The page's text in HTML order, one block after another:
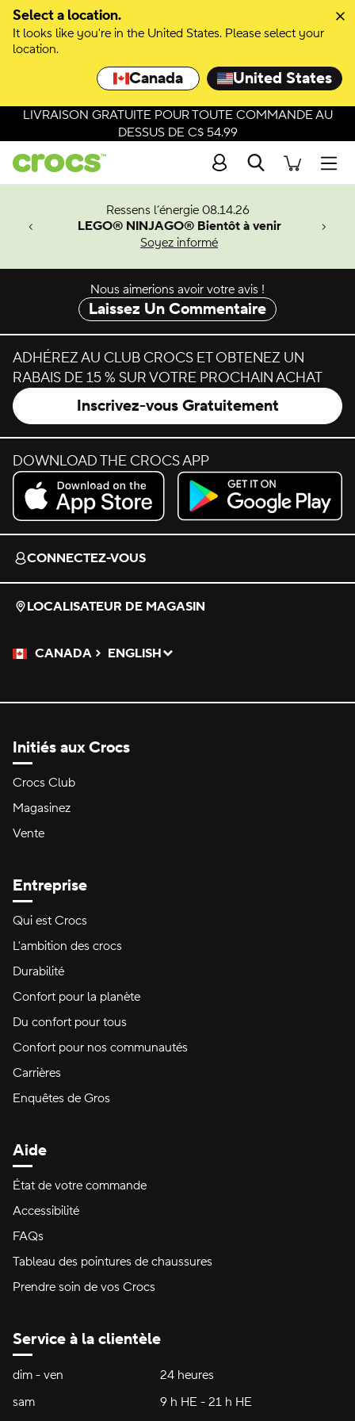
Select a location.
It looks like you're in the United States. Please select your
location.
Canada United States
Passer à la sélection de couleurs
Passer aux détails du produit
LIVRAISON GRATUITE POUR TOUTE COMMANDE AU
DESSUS DE C$ 54.99
Recherche
Ressens l’énergie 08.14.26
LEGO® NINJAGO® Bientôt à venir
Soyez informé
Man.
Nous aimerions avoir votre avis !
Laissez Un Commentaire
ADHÉREZ AU CLUB CROCS ET OBTENEZ UN
RABAIS DE 15 % SUR VOTRE PROCHAIN ACHAT
Inscrivez-vous Gratuitement
DOWNLOAD THE CROCS APP
Download on the App Store.
Get it on Google Play.
CONNECTEZ-VOUS
LOCALISATEUR DE MAGASIN
CANADA
Veuillez sélectionner une langue
ENGLISH
Sélectionné
Initiés aux Crocs
Crocs Club
Magasinez
Vente
Entreprise
Qui est Crocs
L'ambition des crocs
Durabilité
Confort pour la planète
Du confort pour tous
Confort pour nos communautés
Carrières
Enquêtes de Gros
Aide
État de votre commande
Accessibilité
FAQs
Tableau des pointures de chaussures
Prendre soin de vos Crocs
Service à la clientèle
Heures d'ouverture:
dim - ven dimanche à vendredi24 heures24 heures
sam
9 h HE - 21 h HE9 h HE - 21 h HE